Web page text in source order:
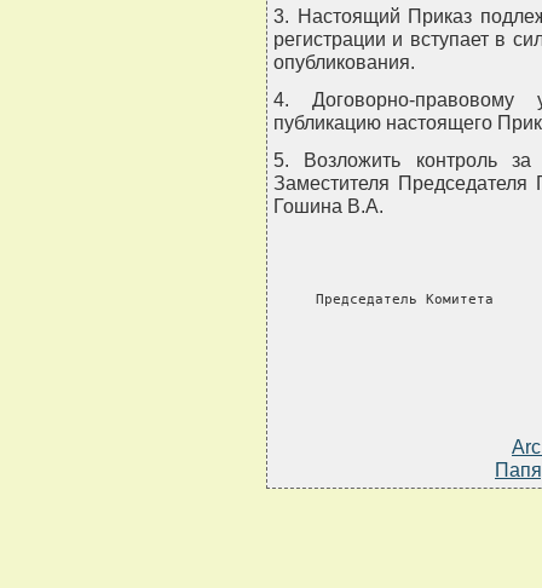
3. Настоящий Приказ
регистрации и вступает в
опубликования.
4. Договорно-правовому
публикацию настоящего
5. Возложить контроль
Заместителя Председателя
Гошина В.А.
Председатель Комитета